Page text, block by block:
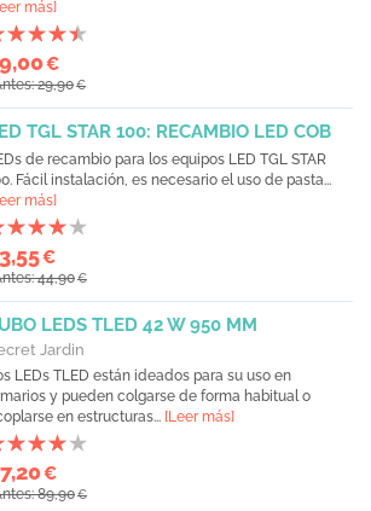
más]
€
29,90€
TGL STAR 100: RECAMBIO LED COB
de recambio para los equipos LED TGL STAR
Fácil instalación, es necesario el uso de pasta...
más]
€
44,90€
LEDS TLED 42 W 950 MM
Jardin
LEDs TLED están ideados para su uso en
y pueden colgarse de forma habitual o
en estructuras... [Leer más]
€
89,90€